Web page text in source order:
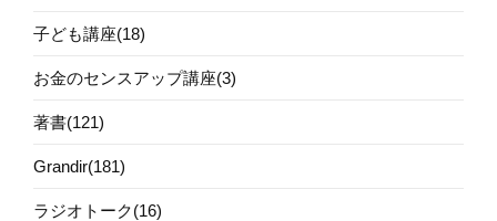
子ども講座(18)
お金のセンスアップ講座(3)
著書(121)
Grandir(181)
ラジオトーク(16)